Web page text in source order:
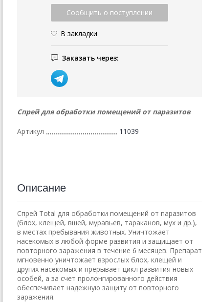
В закладки
Заказать через:
Спрей для обработки помещений от паразитов
Артикул 11039
Описание
Спрей Total для обработки помещений от паразитов
(блох, клещей, вшей, муравьев, тараканов, мух и др.),
в местах пребывания животных. Уничтожает
насекомых в любой форме развития и защищает от
повторного заражения в течение 6 месяцев. Препарат
мгновенно уничтожает взрослых блох, клещей и
других насекомых и прерывает цикл развития новых
особей, а за счет пролонгированного действия
обеспечивает надежную защиту от повторного
заражения.